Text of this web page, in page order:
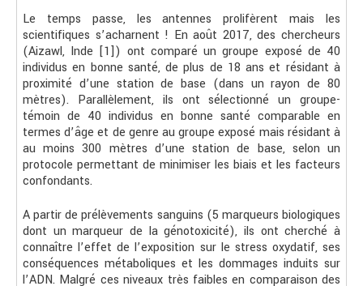
Le temps passe, les antennes prolifèrent mais les
scientifiques s’acharnent ! En août 2017, des chercheurs
(Aizawl, Inde [1]) ont comparé un groupe exposé de 40
individus en bonne santé, de plus de 18 ans et résidant à
proximité d’une station de base (dans un rayon de 80
mètres). Parallèlement, ils ont sélectionné un groupe-
témoin de 40 individus en bonne santé comparable en
termes d’âge et de genre au groupe exposé mais résidant à
au moins 300 mètres d’une station de base, selon un
protocole permettant de minimiser les biais et les facteurs
confondants.
A partir de prélèvements sanguins (5 marqueurs biologiques
dont un marqueur de la génotoxicité), ils ont cherché à
connaître l’effet de l’exposition sur le stress oxydatif, ses
conséquences métaboliques et les dommages induits sur
l’ADN. Malgré ces niveaux très faibles en comparaison des